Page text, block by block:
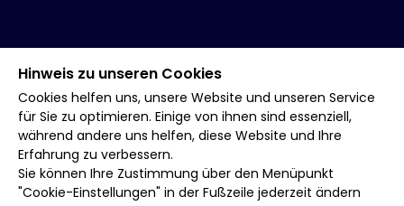
Hinweis zu unseren Cookies
Cookies helfen uns, unsere Website und unseren Service
für Sie zu optimieren. Einige von ihnen sind essenziell,
während andere uns helfen, diese Website und Ihre
Erfahrung zu verbessern.
Sie können Ihre Zustimmung über den Menüpunkt
"Cookie-Einstellungen" in der Fußzeile jederzeit ändern